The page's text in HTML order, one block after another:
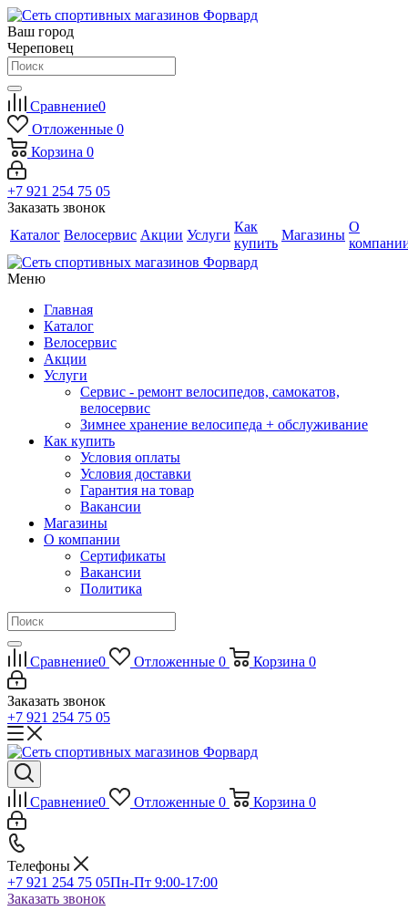
Ваш город
Череповец
Сравнение0
Отложенные 0
Корзина 0
+7 921 254 75 05
Заказать звонок
Каталог Велосервис Акции Услуги
Как
купить
Магазины
О
Меню
Главная
Каталог
Велосервис
Акции
Услуги
Сервис - ремонт велосипедов, самокатов,
велосервис
Зимнее хранение велосипеда + обслуживание
Как купить
Условия оплаты
Условия доставки
Гарантия на товар
Вакансии
Магазины
О компании
Сертификаты
Вакансии
Политика
Сравнение0 Отложенные 0 Корзина 0
Заказать звонок
+7 921 254 75 05
Сравнение0 Отложенные 0 Корзина 0
Телефоны
+7 921 254 75 05Пн-Пт 9:00-17:00
Заказать звонок